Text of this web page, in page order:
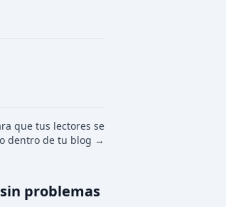
que tus lectores se
dentro de tu blog →
problemas